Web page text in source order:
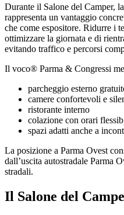
Durante il Salone del Camper,
rappresenta un vantaggio
che come espositore. Ridurre i
ottimizzare la giornata e di
evitando traffico e percorsi
Il voco® Parma & Congressi
parcheggio esterno
camere confortevoli e
ristorante interno
colazione con orari
spazi adatti anche a
La posizione a Parma Ovest
dall’uscita autostradale Parma
stradali.
Il Salone del